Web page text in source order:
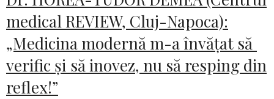
medical REVIEW, Cluj-Napoca):
„Medicina modernă m-a învățat să
verific și să inovez, nu să resping din
reflex!”